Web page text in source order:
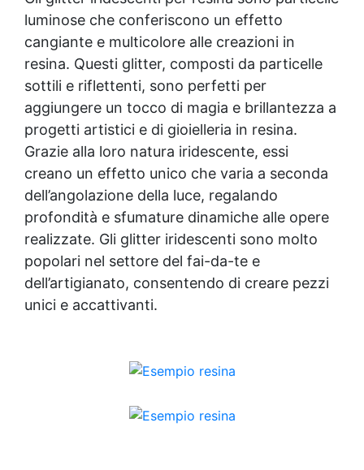
luminose che conferiscono un effetto
cangiante e multicolore alle creazioni in
resina. Questi glitter, composti da particelle
sottili e riflettenti, sono perfetti per
aggiungere un tocco di magia e brillantezza a
progetti artistici e di gioielleria in resina.
Grazie alla loro natura iridescente, essi
creano un effetto unico che varia a seconda
dell’angolazione della luce, regalando
profondità e sfumature dinamiche alle opere
realizzate. Gli glitter iridescenti sono molto
popolari nel settore del fai-da-te e
dell’artigianato, consentendo di creare pezzi
unici e accattivanti.